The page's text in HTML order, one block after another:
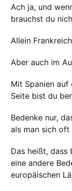
Ach ja, und
brauchst du
Allein
Aber auch im
Mit Spanien auf
Seite bist du
Bedenke nur,
als man sich
Das heißt, dass
eine andere
europäischen